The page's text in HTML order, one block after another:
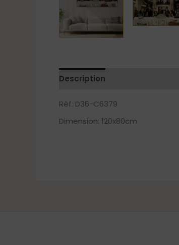
Description
Réf: D36-C6379
Dimension: 120x80cm